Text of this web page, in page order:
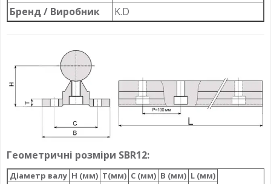
Бренд / Виробник
K.D
Геометричні розміри SBR12:
Діаметр валу H (мм) T(мм) C (мм) B (мм) L (мм)